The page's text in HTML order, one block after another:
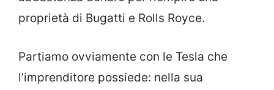
proprietà di Bugatti e Rolls Royce.
Partiamo ovviamente con le Tesla che
l’imprenditore possiede: nella sua